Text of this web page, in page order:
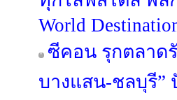
World
ซีคอน รุกตลาด
บางแสน-ชลบุรี”